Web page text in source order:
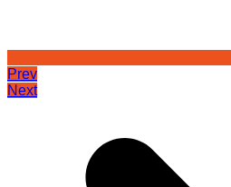
Prev
Next